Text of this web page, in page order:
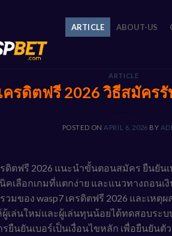
ARTICLE ABOUT-US
ARTICLE
ครดิตฟรี 2026 วิธีสมัคร
POSTED ON APRIL 6, 2026 BY
รดิตฟรี 2026 แนะนำขั้นตอนสมัคร ยืนยัน
คเลือกเกมที่แตกง่าย และแนวทางถอนเ
ของ wasp7 เครดิตฟรี 2026 และเหตุผ
เล่นใหม่และผู้เล่นทุนน้อยได้ทดสอบระ
รยืนยันเบอร์เป็นเงื่อนไขหลัก เพื่อยืนยั